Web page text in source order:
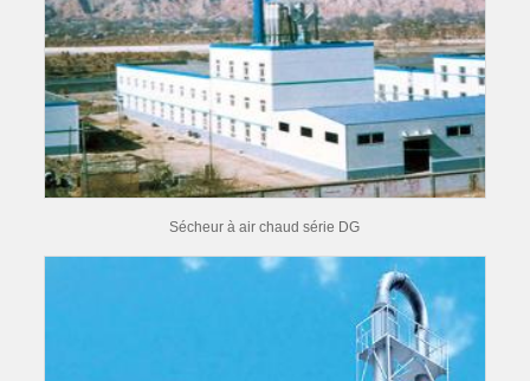
Sécheur à air chaud série DG